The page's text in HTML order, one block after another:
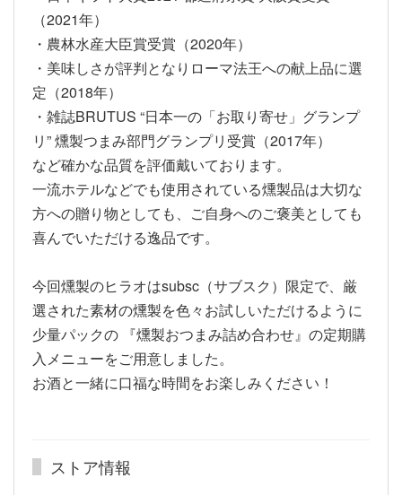
（2021年）
・農林水産大臣賞受賞（2020年）
・美味しさが評判となりローマ法王への献上品に選
定（2018年）
・雑誌BRUTUS “日本一の「お取り寄せ」グランプ
リ” 燻製つまみ部門グランプリ受賞（2017年）
など確かな品質を評価戴いております。
一流ホテルなどでも使用されている燻製品は大切な
方への贈り物としても、ご自身へのご褒美としても
喜んでいただける逸品です。
今回燻製のヒラオはsubsc（サブスク）限定で、厳
選された素材の燻製を色々お試しいただけるように
少量パックの 『燻製おつまみ詰め合わせ』の定期購
入メニューをご用意しました。
お酒と一緒に口福な時間をお楽しみください！
ストア情報